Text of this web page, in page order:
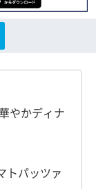
やかディナ
トパッツァ